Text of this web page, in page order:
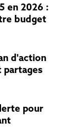
en 2026 :
budget
d'action
partages
pour